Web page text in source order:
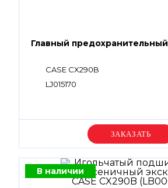
Главный
CASE CX290B
LJ015170
Уточняйте цену
В наличии